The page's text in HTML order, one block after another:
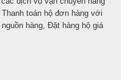
toán hộ đơn hàng với
hàng, Đặt hàng hộ giá